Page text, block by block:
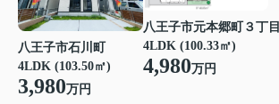
八王子市石川町
4LDK (103.50㎡)
3,980万円
八王子市元本郷町３丁目
4LDK (100.33㎡)
4,980万円